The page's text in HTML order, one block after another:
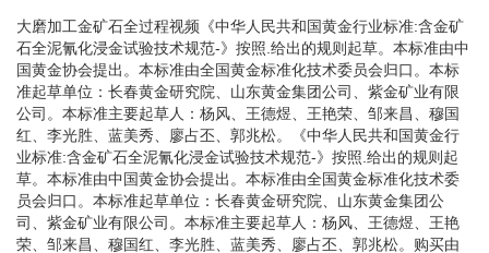
大磨加工金矿石全过程视频《中华人民共和国黄金行业标准:含金矿
石全泥氰化浸金试验技术规范-》按照.给出的规则起草。本标准由中
国黄金协会提出。本标准由全国黄金标准化技术委员会归口。本标
准起草单位：长春黄金研究院、山东黄金集团公司、紫金矿业有限
公司。本标准主要起草人：杨风、王德煜、王艳荣、邹来昌、穆国
红、李光胜、蓝美秀、廖占丕、郭兆松。《中华人民共和国黄金行
业标准:含金矿石全泥氰化浸金试验技术规范-》按照.给出的规则起
草。本标准由中国黄金协会提出。本标准由全国黄金标准化技术委
员会归口。本标准起草单位：长春黄金研究院、山东黄金集团公
司、紫金矿业有限公司。本标准主要起草人：杨风、王德煜、王艳
荣、邹来昌、穆国红、李光胜、蓝美秀、廖占丕、郭兆松。购买由